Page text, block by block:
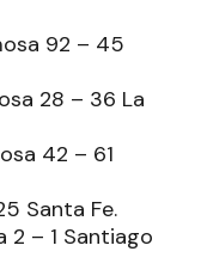
92 – 45
28 – 36 La
42 – 61
Santa Fe.
2 – 1 Santiago